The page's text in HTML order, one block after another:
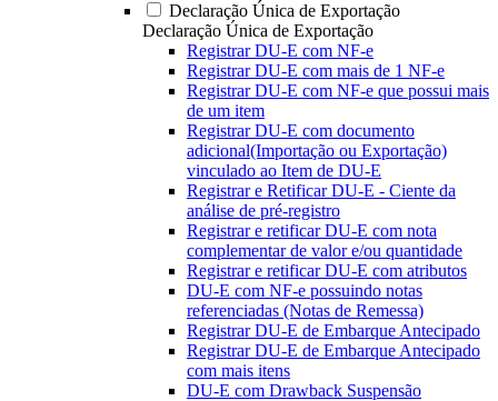
Declaração Única de Exportação
Declaração Única de Exportação
Registrar DU-E com NF-e
Registrar DU-E com mais de 1 NF-e
Registrar DU-E com NF-e que possui mais
de um item
Registrar DU-E com documento
adicional(Importação ou Exportação)
vinculado ao Item de DU-E
Registrar e Retificar DU-E - Ciente da
análise de pré-registro
Registrar e retificar DU-E com nota
complementar de valor e/ou quantidade
Registrar e retificar DU-E com atributos
DU-E com NF-e possuindo notas
referenciadas (Notas de Remessa)
Registrar DU-E de Embarque Antecipado
Registrar DU-E de Embarque Antecipado
com mais itens
DU-E com Drawback Suspensão